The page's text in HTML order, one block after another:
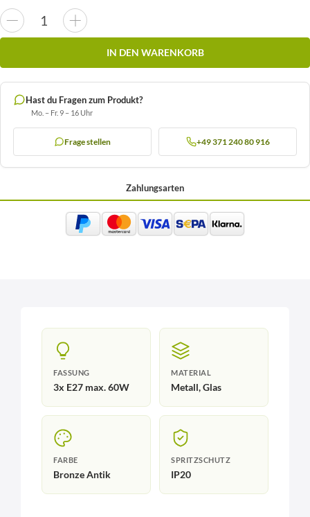
IN DEN WARENKORB
Hast du Fragen zum Produkt?
Mo. – Fr. 9 – 16 Uhr
Frage stellen +49 371 240 80 916
Zahlungsarten
FASSUNG
3x E27 max. 60W
MATERIAL
Metall, Glas
FARBE
Bronze Antik
SPRITZSCHUTZ
IP20